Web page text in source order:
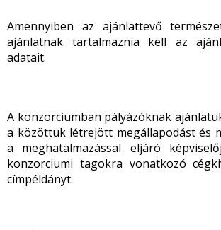
Amennyiben az ajánlattevő
ajánlatnak tartalmaznia kell az
adatait.
A konzorciumban pályázóknak
a közöttük létrejött megállapodást és
a meghatalmazással eljáró
konzorciumi tagokra vonatkozó
címpéldányt.